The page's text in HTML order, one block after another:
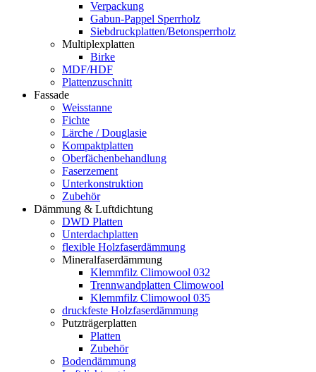
Verpackung
Gabun-Pappel Sperrholz
Siebdruckplatten/Betonsperrholz
Multiplexplatten
Birke
MDF/HDF
Plattenzuschnitt
Fassade
Weisstanne
Fichte
Lärche / Douglasie
Kompaktplatten
Oberfächenbehandlung
Faserzement
Unterkonstruktion
Zubehör
Dämmung & Luftdichtung
DWD Platten
Unterdachplatten
flexible Holzfaserdämmung
Mineralfaserdämmung
Klemmfilz Climowool 032
Trennwandplatten Climowool
Klemmfilz Climowool 035
druckfeste Holzfaserdämmung
Putzträgerplatten
Platten
Zubehör
Bodendämmung